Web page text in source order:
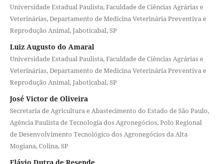
Universidade Estadual Paulista, Faculdade de Ciências Agrárias e
Veterinárias, Departamento de Medicina Veterinária Preventiva e
Reprodução Animal, Jaboticabal, SP
Luiz Augusto do Amaral
Universidade Estadual Paulista, Faculdade de Ciências Agrárias e
Veterinárias, Departamento de Medicina Veterinária Preventiva e
Reprodução Animal, Jaboticabal, SP
José Victor de Oliveira
Secretaria de Agricultura e Abastecimento do Estado de São Paulo,
Agência Paulista de Tecnologia dos Agronegócios, Polo Regional
de Desenvolvimento Tecnológico dos Agronegócios da Alta
Mogiana, Colina, SP